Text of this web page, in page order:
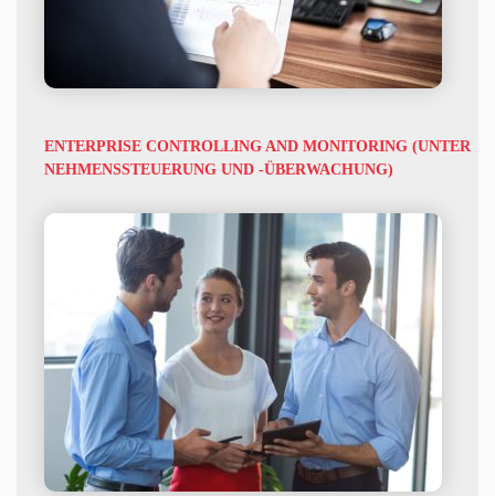
ENTERPRISE CONTROLLING AND MONITORING (UNTER
NEHMENSSTEUERUNG UND -ÜBERWACHUNG)